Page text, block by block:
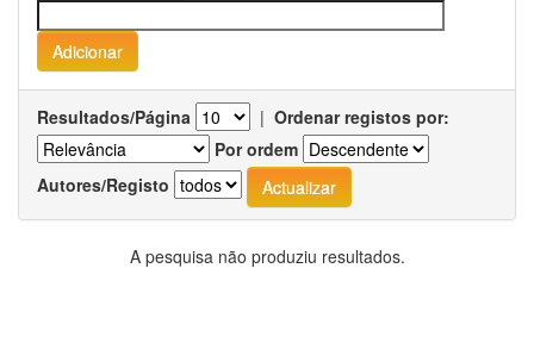
Resultados/Página | Ordenar registos por:
Por ordem
Autores/Registo
A pesquisa não produziu resultados.